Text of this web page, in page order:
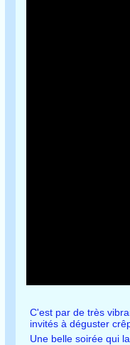
C'est par de très
invités à déguster
Une belle soirée qui